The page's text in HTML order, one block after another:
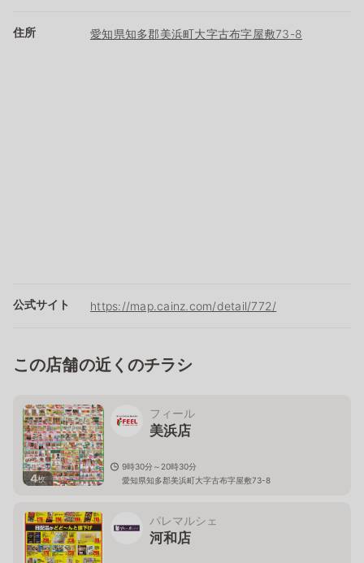
住所 愛知県知多郡美浜町大字古布字屋敷73-8
公式サイト https://map.cainz.com/detail/772/
この店舗の近くのチラシ
4枚
フィール
美浜店
9時30分～20時30分
愛知県知多郡美浜町大字古布字屋敷73-8
パレマルシェ
河和店